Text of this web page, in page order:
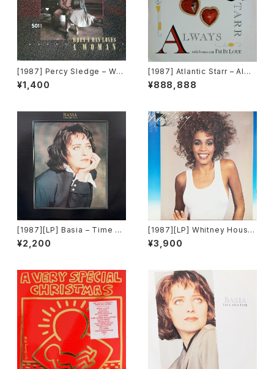
[1987] Percy Sledge – Wh
en A Man Loves A Woman
[Atlantic Records]
¥1,400
[1987] Atlantic Starr – Alwa
ys [Warner Bros. Records]
¥888,888
[1987][LP] Basia – Time An
d Tide [Portrait]
¥2,200
[1987][LP] Whitney Housto
n – Whitney [Arista Record
s]
¥3,900